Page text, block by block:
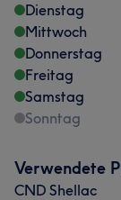
Dienstag
Mittwoch
Donnerstag
Freitag
Samstag
Sonntag
Verwendete
CND Shellac